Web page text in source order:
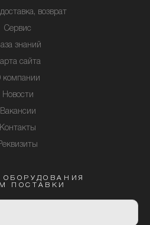
возврат
Сервис
знаний
сайта
компании
Новости
Вакансии
Контакты
ПОСТАВКИ